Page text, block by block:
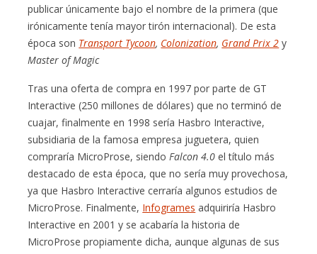
publicar únicamente bajo el nombre de la primera (que
irónicamente tenía mayor tirón internacional). De esta
época son Transport Tycoon, Colonization, Grand Prix 2 y
Master of Magic
Tras una oferta de compra en 1997 por parte de GT
Interactive (250 millones de dólares) que no terminó de
cuajar, finalmente en 1998 sería Hasbro Interactive,
subsidiaria de la famosa empresa juguetera, quien
compraría MicroProse, siendo Falcon 4.0 el título más
destacado de esta época, que no sería muy provechosa,
ya que Hasbro Interactive cerraría algunos estudios de
MicroProse. Finalmente, Infogrames adquiriría Hasbro
Interactive en 2001 y se acabaría la historia de
MicroProse propiamente dicha, aunque algunas de sus